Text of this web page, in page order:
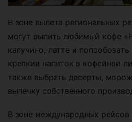
В зоне вылета региональных
могут выпить любимый кофе
капучино, латте и
крепкий напиток в кофейной
также выбрать десерты,
выпечку собственного
В зоне международных рейсов